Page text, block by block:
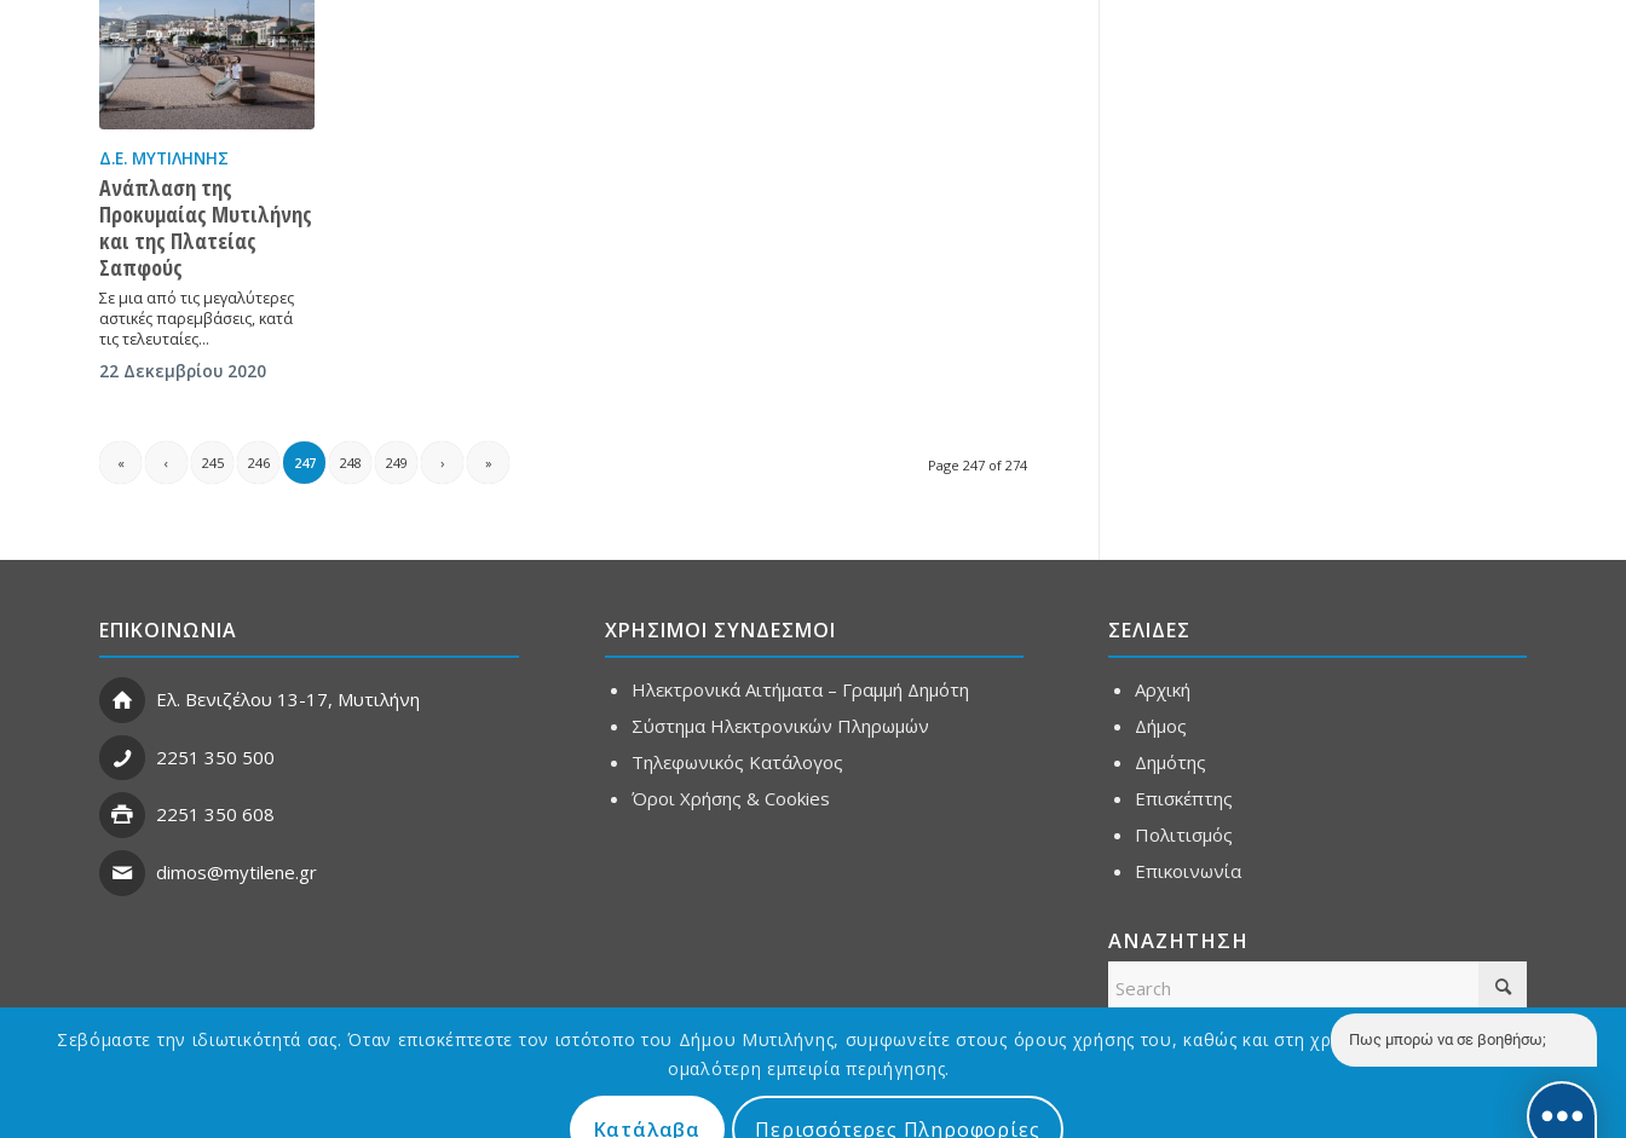
Δ.Ε. ΜΥΤΙΛΉΝΗΣ
Ανάπλαση της
Προκυμαίας Μυτιλήνης
και της Πλατείας
Σαπφούς
Σε μια από τις μεγαλύτερες
αστικές παρεμβάσεις, κατά
τις τελευταίες…
22 Δεκεμβρίου 2020
Page 247 of 274
« ‹ 245 246 247 248 249 › »
ΕΠΙΚΟΙΝΩΝΙΑ
Ελ. Βενιζέλου 13-17, Μυτιλήνη
2251 350 500
2251 350 608
dimos@mytilene.gr
ΧΡΗΣΙΜΟΙ ΣΥΝΔΕΣΜΟΙ
Ηλεκτρονικά Αιτήματα – Γραμμή Δημότη
Σύστημα Ηλεκτρονικών Πληρωμών
Τηλεφωνικός Κατάλογος
Όροι Χρήσης & Cookies
ΣΕΛΙΔΕΣ
Αρχική
Δήμος
Δημότης
Επισκέπτης
Πολιτισμός
Επικοινωνία
ΑΝΑΖΗΤΗΣΗ
Designed byAsterias GDG
Σεβόμαστε την ιδιωτικότητά σας. Όταν επισκέπτεστε τον ιστότοπο του Δήμου Μυτιλήνης, συμφωνείτε στους όρους χρήσης του, καθώς και στη χρήση Cookies με σκοπό την
ομαλότερη εμπειρία περιήγησης.
Κατάλαβα Περισσότερες Πληροφορίες
Πως μπορώ να σε βοηθήσω;